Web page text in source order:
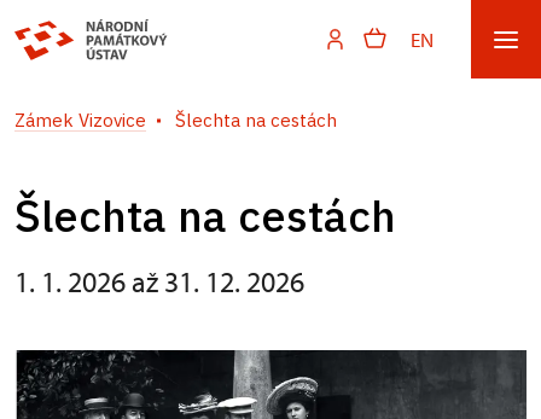
EN
Zámek Vizovice Šlechta na cestách
Šlechta na cestách
1. 1. 2026 až 31. 12. 2026